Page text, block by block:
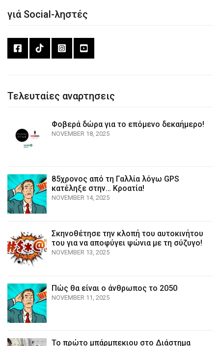
γιά Social-ληστές
Τελευταίες αναρτησεις
Φοβερά δώρα για το επόμενο δεκαήμερο!
NOVEMBER 18, 2025
85χρονος από τη Γαλλία λόγω GPS
κατέληξε στην… Κροατία!
NOVEMBER 14, 2025
Σκηνοθέτησε την κλοπή του αυτοκινήτου
του για να αποφύγει ψώνια με τη σύζυγο!
NOVEMBER 13, 2025
Πώς θα είναι ο άνθρωπος το 2050
NOVEMBER 11, 2025
Το πρώτο μπάρμπεκιου στο Διάστημα